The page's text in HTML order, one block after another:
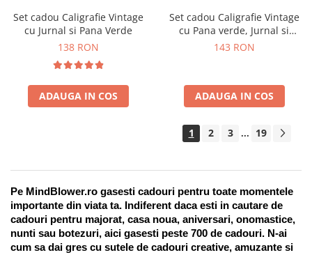
Set cadou Caligrafie Vintage
cu Jurnal si Pana Verde
138 RON
ADAUGA IN COS
Set cadou Caligrafie Vintage
cu Pana verde, Jurnal si
Suport pentru stilou, 9 piese
143 RON
ADAUGA IN COS
1 2 3 ... 19
Pe MindBlower.ro gasesti cadouri pentru toate momentele
importante din viata ta. Indiferent daca esti in cautare de
cadouri pentru majorat, casa noua, aniversari, onomastice,
nunti sau botezuri, aici gasesti peste 700 de cadouri. N-ai
cum sa dai gres cu sutele de cadouri creative, amuzante si